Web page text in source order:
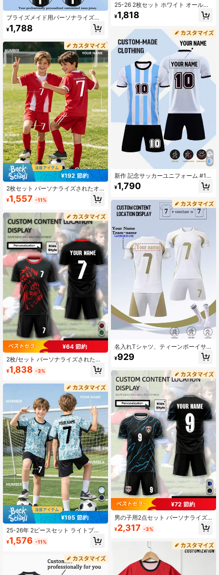
ブライズメイド用パーソナライズド
ハンガー、ウェディングコートハン
ガー(パーソナライズ可能)、ブライズ
ライズメイドハンガー ウェディング
ハンガー 花嫁ハンガー(パーソナライ
ズ)、ウェディングハンガー 花嫁ハン
ガー(刻印)、装飾的、多機能、スタイ
リッシュ、繊細、クローゼットオー
ガナイザー、ブライズメイド提案、
ブライズメイドギフト
¥1,788
¥192 節約
2枚セット パーソナライズされたオ
ールオーバープリントフットボール
アウトフィット ボーイズ用、カスタ
イン、スポーツプレイヤージャー
ジ、子供用スポーツセット、ガール
ズスポーツセット、2枚組ボーイズフ
ットボールユニフォームセット、カ
スタムネーム&アイドルデザイン、半
袖&ショーツセット、ボーイズ/ガー
ルズスポーツ、サイクリング、アウ
トドアランニング、サッカー、セレ
ブ同デザインユニフォーム向け
¥1,557 -11%
¥64 節約
2枚/セット パーソナライズされたサ
ッカーユニフォーム 男の子用 - カス
タマイズ可能な名前 & 番号プリント
ーツセット、速乾スポーツウェア、
ギフトに適しています、レタープリ
ント、カジュアル、ユニーク、彼/彼
女への理想的なギフト、誕生日ギフ
ト
¥1,838 -3%
¥195 節約
25-26年 2ピースセット ライトブル
ー オールオーバープリント バーンア
ウト フットボールアウトフィット、
ズ/クラブ人気ジャージ、オールオー
バープリントスポーツプレイヤース
タイル、半袖&ショーツセット、男女
¥1,576 -11%
25-26 2枚セット ホワイト オールオ
ーバープリント バーンアウト ボーイ
ズサッカーウェア、名前&番号カスタ
リント スポーツプレイヤースタイ
ル、半袖&ショーツセット、男女兼
用、スポーツ、サイクリング、アウ
トドアランニング、フットボール、
セレブスタイル
¥1,818
新作 記念サッカーユニフォーム #1
0、ポリエステル&スパンデックス ク
ルーネック トップ ストレッチ素材、
サッカーパーティー、週末レジャ
ー、ランニング、ヨガ、ハイキング
に最適 - 春夏スポーツウェア、アウ
¥1,790
名入れTシャツ、ティーンボーイサッ
カージャージセット、速乾通気性ラ
ウンドネックトップとショーツセッ
ニングサッカーキット
¥929
¥72 節約
男の子用2点セット パーソナライズ
サッカージャージセット - カスタマ
イズ可能な名前と番号プリント スト
ト、速乾性と吸汗性のあるスポーツ
ウェアセット、スタイリッシュ、ヒ
ッピー、カジュアル、シンプルでシ
ック、パーソナライズカスタマイ
ズ、ユニークなメンズウェア、カプ
¥2,317 -3%